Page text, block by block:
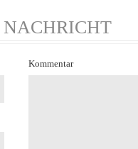
Kommentar